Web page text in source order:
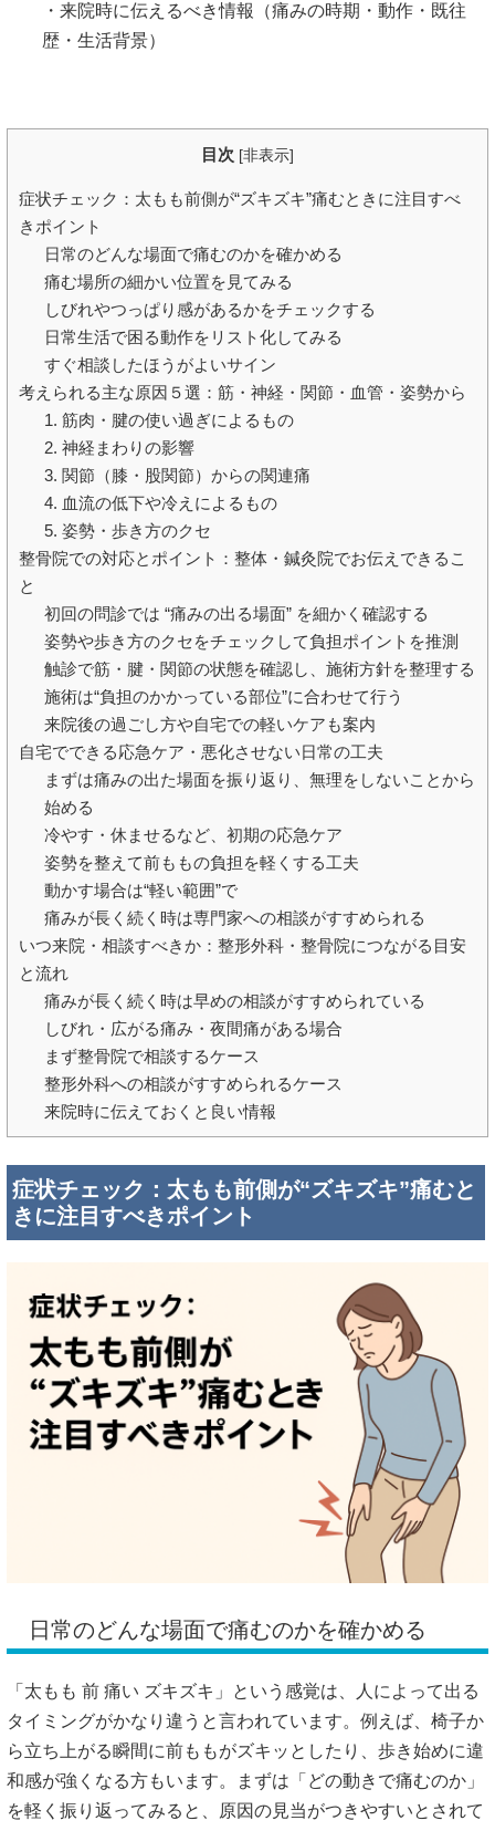
・来院時に伝えるべき情報（痛みの時期・動作・既往
歴・生活背景）
目次 [非表示]
症状チェック：太もも前側が“ズキズキ”痛むときに注目すべ
きポイント
日常のどんな場面で痛むのかを確かめる
痛む場所の細かい位置を見てみる
しびれやつっぱり感があるかをチェックする
日常生活で困る動作をリスト化してみる
すぐ相談したほうがよいサイン
考えられる主な原因５選：筋・神経・関節・血管・姿勢から
1. 筋肉・腱の使い過ぎによるもの
2. 神経まわりの影響
3. 関節（膝・股関節）からの関連痛
4. 血流の低下や冷えによるもの
5. 姿勢・歩き方のクセ
整骨院での対応とポイント：整体・鍼灸院でお伝えできるこ
と
初回の問診では “痛みの出る場面” を細かく確認する
姿勢や歩き方のクセをチェックして負担ポイントを推測
触診で筋・腱・関節の状態を確認し、施術方針を整理する
施術は“負担のかかっている部位”に合わせて行う
来院後の過ごし方や自宅での軽いケアも案内
自宅でできる応急ケア・悪化させない日常の工夫
まずは痛みの出た場面を振り返り、無理をしないことから
始める
冷やす・休ませるなど、初期の応急ケア
姿勢を整えて前ももの負担を軽くする工夫
動かす場合は“軽い範囲”で
痛みが長く続く時は専門家への相談がすすめられる
いつ来院・相談すべきか：整形外科・整骨院につながる目安
と流れ
痛みが長く続く時は早めの相談がすすめられている
しびれ・広がる痛み・夜間痛がある場合
まず整骨院で相談するケース
整形外科への相談がすすめられるケース
来院時に伝えておくと良い情報
症状チェック：太もも前側が“ズキズキ”痛むと
きに注目すべきポイント
日常のどんな場面で痛むのかを確かめる
「太もも 前 痛い ズキズキ」という感覚は、人によって出る
タイミングがかなり違うと言われています。例えば、椅子か
ら立ち上がる瞬間に前ももがズキッとしたり、歩き始めに違
和感が強くなる方もいます。まずは「どの動きで痛むのか」
を軽く振り返ってみると、原因の見当がつきやすいとされて